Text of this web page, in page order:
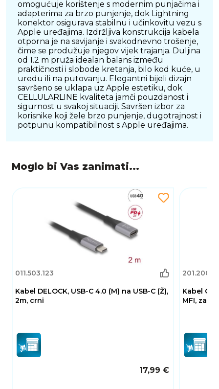
omogućuje korištenje s modernim punjačima i
adapterima za brzo punjenje, dok Lightning
konektor osigurava stabilnu i učinkovitu vezu s
Apple uređajima. Izdržljiva konstrukcija kabela
otporna je na savijanje i svakodnevno trošenje,
čime se produžuje njegov vijek trajanja. Duljina
od 1.2 m pruža idealan balans između
praktičnosti i slobode kretanja, bilo kod kuće, u
uredu ili na putovanju. Elegantni bijeli dizajn
savršeno se uklapa uz Apple estetiku, dok
CELLULARLINE kvaliteta jamči pouzdanost i
sigurnost u svakoj situaciji. Savršen izbor za
korisnike koji žele brzo punjenje, dugotrajnost i
potpunu kompatibilnost s Apple uređajima.
Moglo bi Vas zanimati...
011.503.123
Kabel DELOCK, USB-C 4.0 (M) na USB-C (Ž),
2m, crni
17,99 €
Kabel
MFI, za